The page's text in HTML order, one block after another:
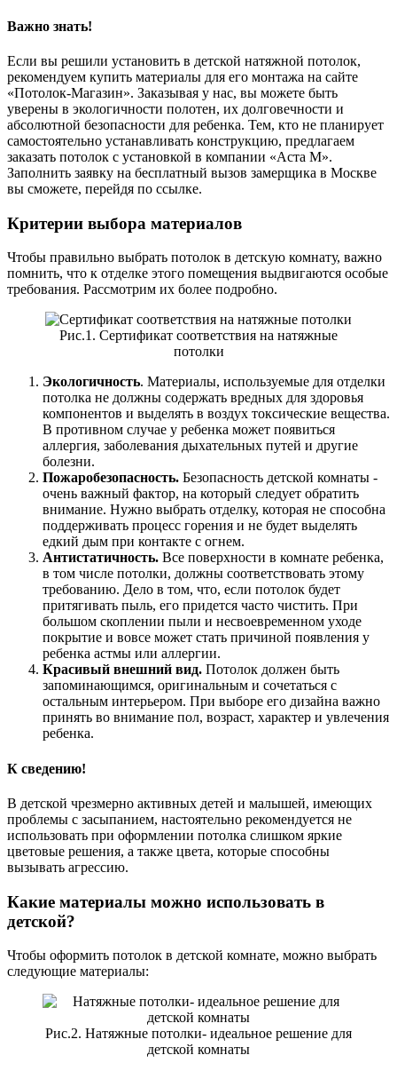
Важно знать!
Если вы решили установить в детской натяжной потолок,
рекомендуем купить материалы для его монтажа на сайте
«Потолок-Магазин». Заказывая у нас, вы можете быть
уверены в экологичности полотен, их долговечности и
абсолютной безопасности для ребенка. Тем, кто не планирует
самостоятельно устанавливать конструкцию, предлагаем
заказать потолок с установкой в компании «Аста М».
Заполнить заявку на бесплатный вызов замерщика в Москве
вы сможете, перейдя по ссылке.
Критерии выбора материалов
Чтобы правильно выбрать потолок в детскую комнату, важно
помнить, что к отделке этого помещения выдвигаются особые
требования. Рассмотрим их более подробно.
Рис.1. Сертификат соответствия на натяжные
потолки
Экологичность. Материалы, используемые для отделки
потолка не должны содержать вредных для здоровья
компонентов и выделять в воздух токсические вещества.
В противном случае у ребенка может появиться
аллергия, заболевания дыхательных путей и другие
болезни.
Пожаробезопасность. Безопасность детской комнаты -
очень важный фактор, на который следует обратить
внимание. Нужно выбрать отделку, которая не способна
поддерживать процесс горения и не будет выделять
едкий дым при контакте с огнем.
Антистатичность. Все поверхности в комнате ребенка,
в том числе потолки, должны соответствовать этому
требованию. Дело в том, что, если потолок будет
притягивать пыль, его придется часто чистить. При
большом скоплении пыли и несвоевременном уходе
покрытие и вовсе может стать причиной появления у
ребенка астмы или аллергии.
Красивый внешний вид. Потолок должен быть
запоминающимся, оригинальным и сочетаться с
остальным интерьером. При выборе его дизайна важно
принять во внимание пол, возраст, характер и увлечения
ребенка.
К сведению!
В детской чрезмерно активных детей и малышей, имеющих
проблемы с засыпанием, настоятельно рекомендуется не
использовать при оформлении потолка слишком яркие
цветовые решения, а также цвета, которые способны
вызывать агрессию.
Какие материалы можно использовать в
детской?
Чтобы оформить потолок в детской комнате, можно выбрать
следующие материалы:
Рис.2. Натяжные потолки- идеальное решение для
детской комнаты